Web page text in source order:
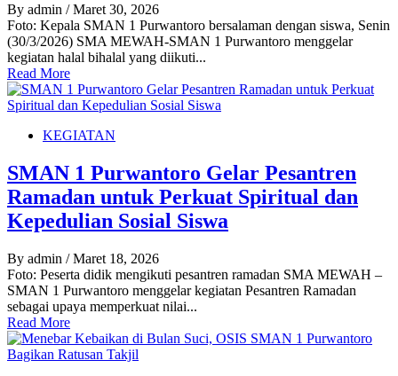
By admin / Maret 30, 2026
Foto: Kepala SMAN 1 Purwantoro bersalaman dengan siswa, Senin
(30/3/2026) SMA MEWAH-SMAN 1 Purwantoro menggelar
kegiatan halal bihalal yang diikuti...
Read More
KEGIATAN
SMAN 1 Purwantoro Gelar Pesantren
Ramadan untuk Perkuat Spiritual dan
Kepedulian Sosial Siswa
By admin / Maret 18, 2026
Foto: Peserta didik mengikuti pesantren ramadan SMA MEWAH –
SMAN 1 Purwantoro menggelar kegiatan Pesantren Ramadan
sebagai upaya memperkuat nilai...
Read More